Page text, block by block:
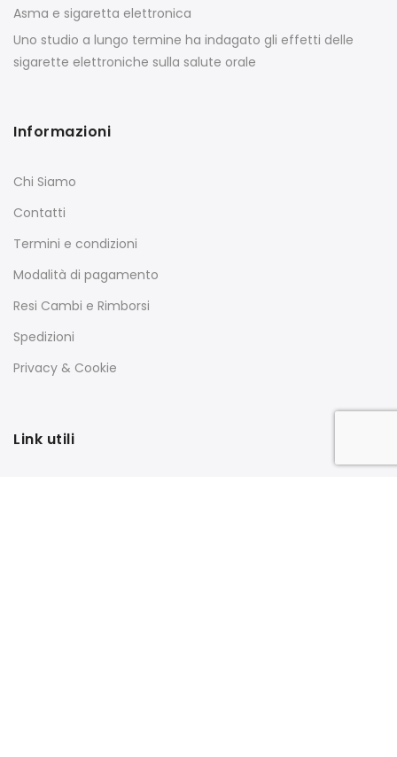
Asma e sigaretta elettronica
Uno studio a lungo termine ha indagato gli effetti delle
sigarette elettroniche sulla salute orale
Informazioni
Chi Siamo
Contatti
Termini e condizioni
Modalità di pagamento
Resi Cambi e Rimborsi
Spedizioni
Privacy & Cookie
Link utili